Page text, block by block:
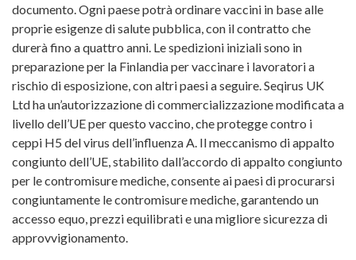
documento. Ogni paese potrà ordinare vaccini in base alle
proprie esigenze di salute pubblica, con il contratto che
durerà fino a quattro anni. Le spedizioni iniziali sono in
preparazione per la Finlandia per vaccinare i lavoratori a
rischio di esposizione, con altri paesi a seguire. Seqirus UK
Ltd ha un’autorizzazione di commercializzazione modificata a
livello dell’UE per questo vaccino, che protegge contro i
ceppi H5 del virus dell’influenza A. Il meccanismo di appalto
congiunto dell’UE, stabilito dall’accordo di appalto congiunto
per le contromisure mediche, consente ai paesi di procurarsi
congiuntamente le contromisure mediche, garantendo un
accesso equo, prezzi equilibrati e una migliore sicurezza di
approvvigionamento.